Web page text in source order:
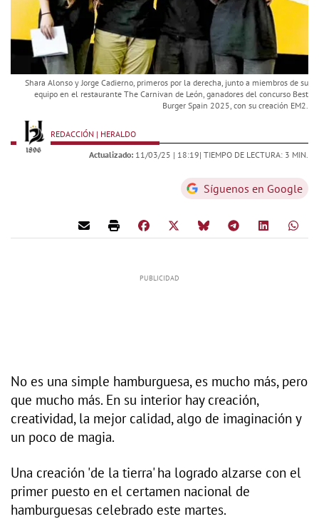
Shara Alonso y Jorge Cadierno, primeros por la derecha, junto a miembros de su
equipo en el restaurante The Carnivan de León, ganadores del concurso Best
Burger Spain 2025, con su creación EM2.
REDACCIÓN | HERALDO
Actualizado: 11/03/25 | 18:19| TIEMPO DE LECTURA: 3 MIN.
Síguenos en Google
No es una simple hamburguesa, es mucho más, pero
que mucho más. En su interior hay creación,
creatividad, la mejor calidad, algo de imaginación y
un poco de magia.
Una creación 'de la tierra' ha logrado alzarse con el
primer puesto en el certamen nacional de
hamburguesas celebrado este martes.